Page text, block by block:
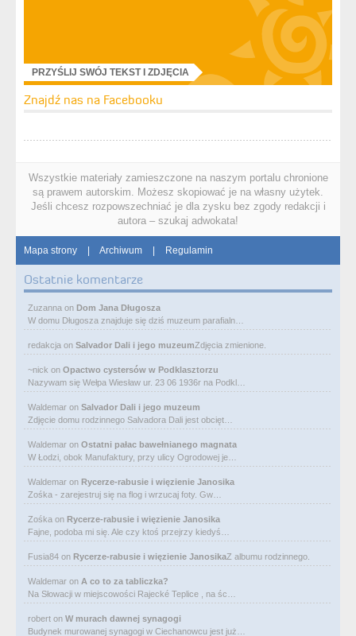
PRZYŚLIJ SWÓJ TEKST I ZDJĘCIA
Znajdź nas na Facebooku
Wszystkie materiały zamieszczone na naszym portalu chronione
są prawem autorskim. Możesz skopiować je na własny użytek.
Jeśli chcesz rozpowszechniać je dla zysku bez zgody redakcji i
autora – szukaj adwokata!
Mapa strony Archiwum Regulamin
Ostatnie komentarze
Zuzanna on Dom Jana Długosza
W domu Długosza znajduje się dziś muzeum parafialn…
redakcja on Salvador Dali i jego muzeumZdjęcia zmienione.
~nick on Opactwo cystersów w Podklasztorzu
Nazywam się Wełpa Wiesław ur. 23 06 1936r na Podkl…
Waldemar on Salvador Dali i jego muzeum
Zdjęcie domu rodzinnego Salvadora Dali jest obcięt…
Waldemar on Ostatni pałac bawełnianego magnata
W Łodzi, obok Manufaktury, przy ulicy Ogrodowej je…
Waldemar on Rycerze-rabusie i więzienie Janosika
Zośka - zarejestruj się na flog i wrzucaj foty. Gw…
Zośka on Rycerze-rabusie i więzienie Janosika
Fajne, podoba mi się. Ale czy ktoś przejrzy kiedyś…
Fusia84 on Rycerze-rabusie i więzienie JanosikaZ albumu rodzinnego.
Waldemar on A co to za tabliczka?
Na Słowacji w miejscowości Rajecké Teplice , na śc…
robert on W murach dawnej synagogi
Budynek murowanej synagogi w Ciechanowcu jest już…